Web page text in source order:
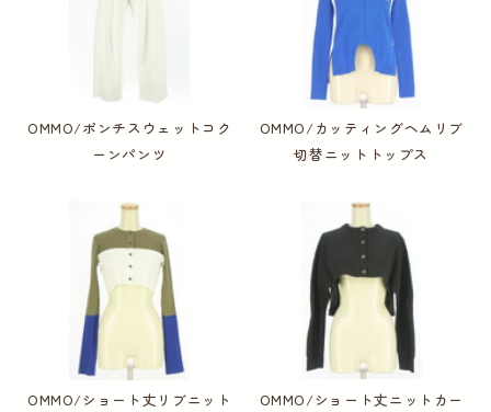
OMMO/ポンチスウェットコク
ーンパンツ
OMMO/カッティングヘムリブ
切替ニットトップス
OMMO/ショート丈リブニット
OMMO/ショート丈ニットカー